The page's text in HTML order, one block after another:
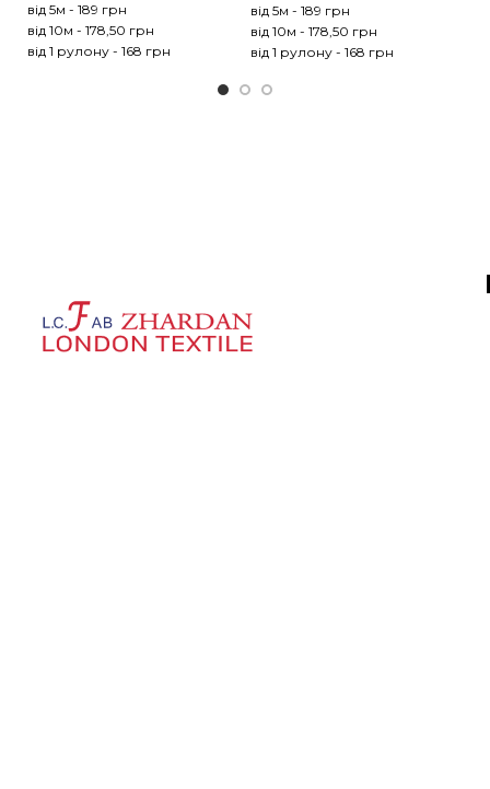
від 5м - 189 грн
від 10м - 178,50 грн
від 1 рулону - 168 грн
від 5м - 189 грн
від 10м - 178,50 грн
від 1 рулону - 168 грн